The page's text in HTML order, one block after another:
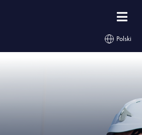
Polski
Świadectwo Bezpieczeństwa Przemysłowego